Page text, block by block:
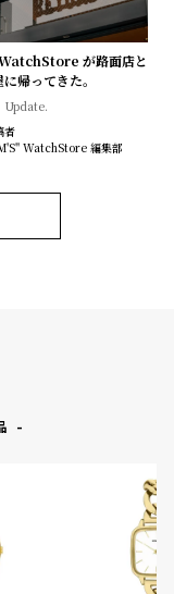
が路面店と
帰ってきた。
Update.
者
WatchStore 編集部